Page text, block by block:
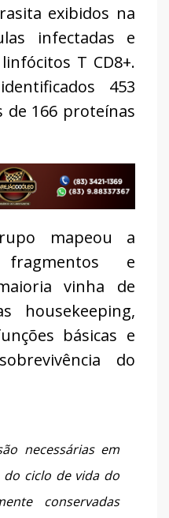
exibidos na
infectadas e
T CD8+.
453
de 166 proteínas
mapeou a
e
vinha de
housekeeping,
básicas e
do
necessárias em
ciclo de vida do
conservadas